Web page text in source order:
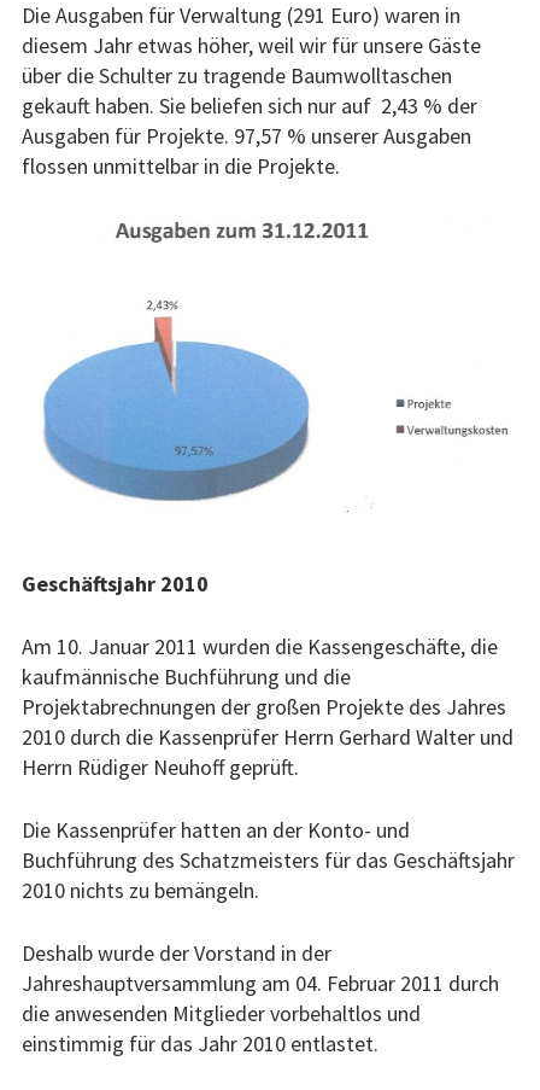
Die Ausgaben für Verwaltung (291 Euro) waren in
diesem Jahr etwas höher, weil wir für unsere Gäste
über die Schulter zu tragende Baumwolltaschen
gekauft haben. Sie beliefen sich nur auf 2,43 % der
Ausgaben für Projekte. 97,57 % unserer Ausgaben
flossen unmittelbar in die Projekte.
Geschäftsjahr 2010
Am 10. Januar 2011 wurden die Kassengeschäfte, die
kaufmännische Buchführung und die
Projektabrechnungen der großen Projekte des Jahres
2010 durch die Kassenprüfer Herrn Gerhard Walter und
Herrn Rüdiger Neuhoff geprüft.
Die Kassenprüfer hatten an der Konto- und
Buchführung des Schatzmeisters für das Geschäftsjahr
2010 nichts zu bemängeln.
Deshalb wurde der Vorstand in der
Jahreshauptversammlung am 04. Februar 2011 durch
die anwesenden Mitglieder vorbehaltlos und
einstimmig für das Jahr 2010 entlastet.